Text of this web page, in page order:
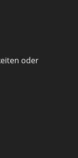
oder